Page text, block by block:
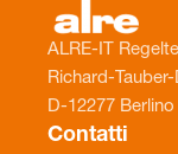
ALRE-IT
Richard-
D-12277 Berlino
Contatti